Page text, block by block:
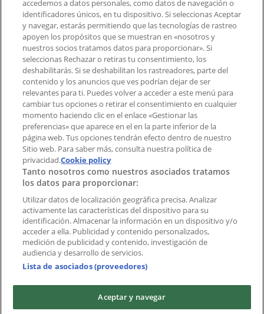
Contacto comercial y de marketing
Tienda mal colocada en el mapa
Notificar un folleto
¿Encontraste un problema en la web o en la
aplicación?
Índices
Marcas
Negocios
Negocios cercanos
Productos
Ciudades
Descargar la APP Tiendeo
accedemos a datos personales, como datos de navegación o
identificadores únicos, en tu dispositivo. Si seleccionas Aceptar
y navegar, estarás permitiendo que las tecnologías de rastreo
apoyen los propósitos que se muestran en «nosotros y
nuestros socios tratamos datos para proporcionar». Si
seleccionas Rechazar o retiras tu consentimiento, los
deshabilitarás. Si se deshabilitan los rastreadores, parte del
contenido y los anuncios que ves podrían dejar de ser
relevantes para ti. Puedes volver a acceder a este menú para
cambiar tus opciones o retirar el consentimiento en cualquier
momento haciendo clic en el enlace «Gestionar las
preferencias» que aparece en el en la parte inferior de la
página web. Tus opciones tendrán efecto dentro de nuestro
Sitio web. Para saber más, consulta nuestra política de
privacidad.Cookie policy
Tanto nosotros como nuestros asociados tratamos
los datos para proporcionar:
Utilizar datos de localización geográfica precisa. Analizar
activamente las características del dispositivo para su
identificación. Almacenar la información en un dispositivo y/o
acceder a ella. Publicidad y contenido personalizados,
medición de publicidad y contenido, investigación de
audiencia y desarrollo de servicios.
Lista de asociados (proveedores)
Aceptar y navegar